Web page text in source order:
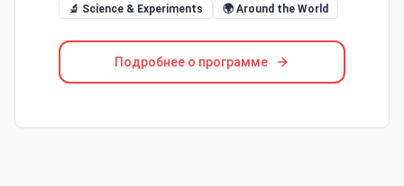
🔬 Science & Experiments
🌍 Around the World
Подробнее о программе